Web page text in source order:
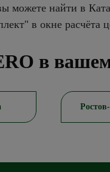
можете найти в
в окне расчёта
в